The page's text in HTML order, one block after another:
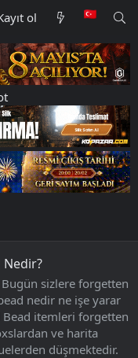
ol
Nedir?
sizlere forgetten
nedir ne işe yarar
Bead itemleri forgetten
ve harita
düşmektedir.